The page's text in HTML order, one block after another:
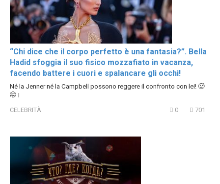
“Chi dice che il corpo perfetto è una fantasia?”. Bella
Hadid sfoggia il suo fisico mozzafiato in vacanza,
facendo battere i cuori e spalancare gli occhi!
Né la Jenner né la Campbell possono reggere il confronto con lei! 🥵
🤭 I
CELEBRITÀ 0 701